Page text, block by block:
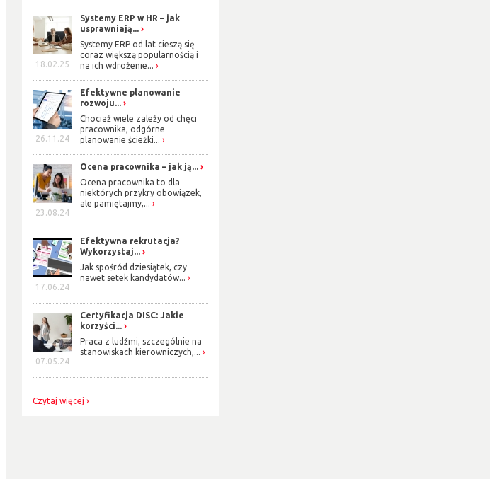
18.02.25
Systemy ERP w HR – jak
usprawniają...
Systemy ERP od lat cieszą się
coraz większą popularnością i
na ich wdrożenie...
26.11.24
Efektywne planowanie
rozwoju...
Chociaż wiele zależy od chęci
pracownika, odgórne
planowanie ścieżki...
23.08.24
Ocena pracownika – jak ją...
Ocena pracownika to dla
niektórych przykry obowiązek,
ale pamiętajmy,...
17.06.24
Efektywna rekrutacja?
Wykorzystaj...
Jak spośród dziesiątek, czy
nawet setek kandydatów...
07.05.24
Certyfikacja DISC: Jakie
korzyści...
Praca z ludźmi, szczególnie na
stanowiskach kierowniczych,...
Czytaj więcej